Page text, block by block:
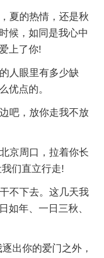
夏的热情，还是秋
候，如同是我心中
上了你!
人眼里有多少缺
优点的。
吧，放你走我不放
京周口，拉着你长
们直立行走!
不下去。这几天我
如年、一日三秋、
出你的爱门之外，